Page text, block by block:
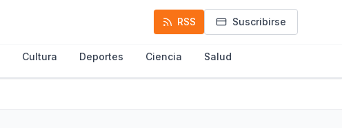
RSS Suscribirse
Cultura Deportes Ciencia Salud